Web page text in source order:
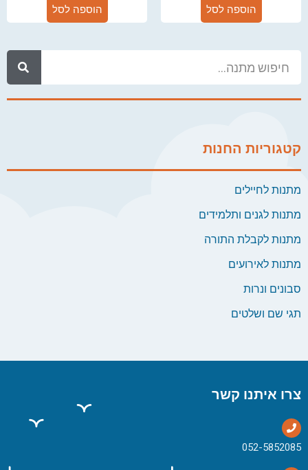
קטגוריות החנות
מתנות לחיילים
מתנות לגנים ותלמידים
מתנות לקבלת התורה
מתנות לאירועים
סבונים ונרות
תגי שם ושלטים
הוספה לסל הוספה לסל
צרו איתנו קשר